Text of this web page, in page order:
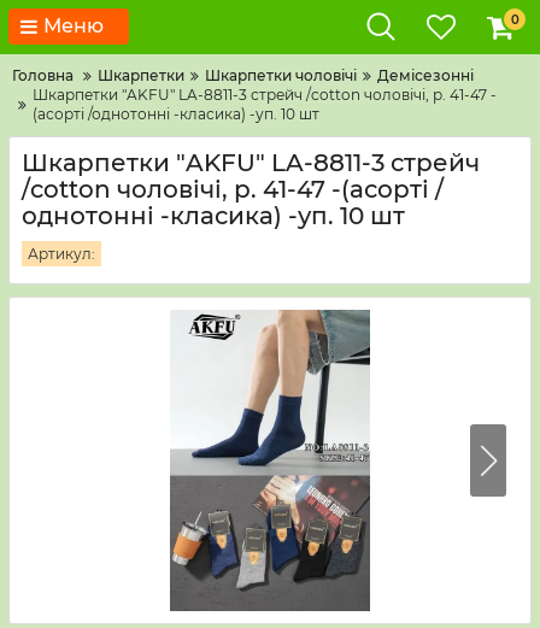
Меню 0
Головна Шкарпетки Шкарпетки чоловічі
Демісезонні
Шкарпетки "AKFU" LA-8811-3 стрейч /cotton чоловічі, р. 41-47 -
(асорті /однотонні -класика) -уп. 10 шт
Шкарпетки "AKFU" LA-8811-3 стрейч
/cotton чоловічі, р. 41-47 -(асорті /
однотонні -класика) -уп. 10 шт
Артикул: